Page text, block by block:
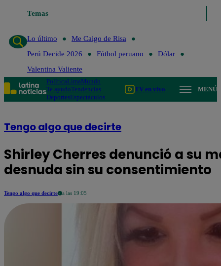
Temas
Lo último
Me Caigo de Risa
Perú Decide 2026
Fútbol peruano
Dólar
Valentina Valiente
PolíticaLimaMundo
Te ayudoTendencias
DeportesEspectáculos
TV en vivo MENÚ
Tengo algo que decirte
Shirley Cherres denunció a su
desnuda sin su consentimiento
Tengo algo que decirte a las 19:05